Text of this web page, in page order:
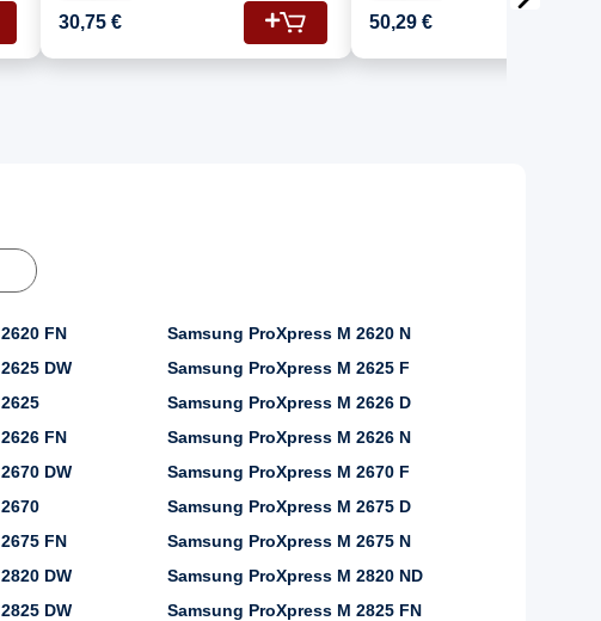
Samsung Proxpress M
R116/ELS/SEE, MLT-
30,75 €
Samsung
R116/ELS/SEE,
50,29 €
FN
Samsung ProXpress M 2620 N
DW
Samsung ProXpress M 2625 F
Samsung ProXpress M 2626 D
FN
Samsung ProXpress M 2626 N
DW
Samsung ProXpress M 2670 F
Samsung ProXpress M 2675 D
FN
Samsung ProXpress M 2675 N
DW
Samsung ProXpress M 2820 ND
DW
Samsung ProXpress M 2825 FN